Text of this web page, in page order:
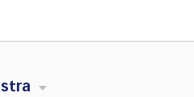
Istra